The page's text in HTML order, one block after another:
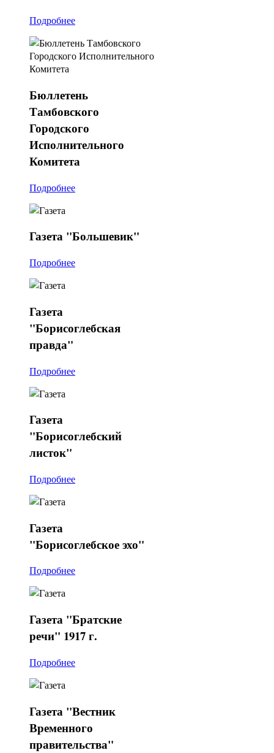
Подробнее
Бюллетень
Тамбовского
Городского
Исполнительного
Комитета
Подробнее
Газета "Большевик"
Подробнее
Газета
"Борисоглебская
правда"
Подробнее
Газета
"Борисоглебский
листок"
Подробнее
Газета
"Борисоглебское эхо"
Подробнее
Газета "Братские
речи" 1917 г.
Подробнее
Газета "Вестник
Временного
правительства"